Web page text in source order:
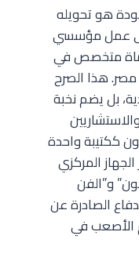
هو تحويله
عمل مؤسسي
متخصص في
مصر. هذا الصرح
بل يضم نخبة
ككتيبة واحدة
المركزي
و”الفن
الصادرة عن
الأصعب في